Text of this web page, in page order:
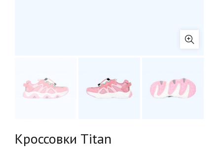
Кроссовки Titan